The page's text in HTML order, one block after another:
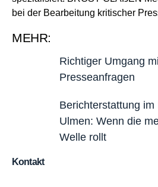
Kontakt
bei der Bearbeitung kritischer
MEHR:
Richtiger Umgang
Presseanfragen
Berichterstattung im
Ulmen: Wenn die
Welle rollt